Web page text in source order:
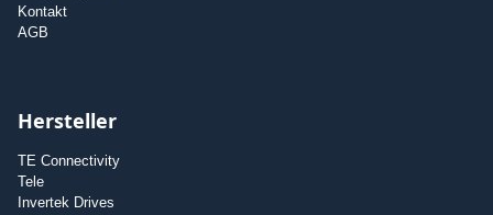
Kontakt
AGB
Hersteller
TE Connectivity
Tele
Invertek Drives